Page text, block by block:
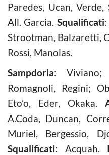
Paredes, Ucan,
All. Garcia. Squalificati
Strootman, Balzaretti,
Rossi, Manolas.
Sampdoria: Viviano;
Romagnoli, Regini;
Eto’o, Eder, Okaka.
A.Coda, Duncan,
Muriel, Bergessio,
Squalificati: Acquah.